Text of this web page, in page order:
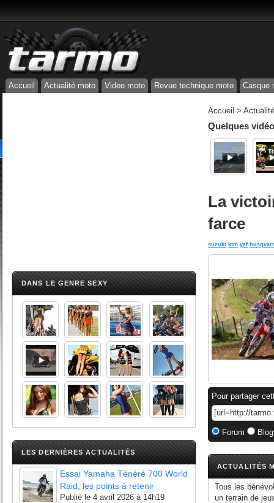
Accueil Actualité moto Video moto Revue technique moto Casque
DANS LE GENRE SEXY
LES DERNIÈRES ACTUALITÉS
Essai Yamaha Ténéré 700 World
Raid, les points à retenir
Publié le 4 avril 2026 à 14h19
Accueil >
Quelques
La
farce
suzuki ktm yzf
Pour partager
Forum
ACTUALITÉS
Tous les
un terrain de